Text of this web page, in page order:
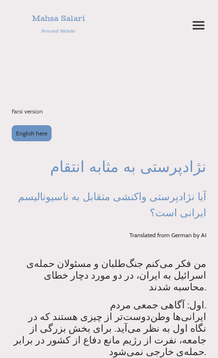
Mahsa Salari
Personal Website
Farsi version
English here
نژادپرستی به مثابه انتقام
آیا نژادپرستی واکنشی متقابل به ناسیونالیسم
ایرانی است؟
Translated from German by AI
من فکر می‌کنم جنگ‌طلبان و مسئولان حمله‌ی
اسرائیل به ایران، در دو مورد دچار خطای
محاسبه شدند.
اول: آگاهی جمعی مردم.
ایرانی‌ها وطن‌دوست‌تر از چیزی هستند که در
نگاه اول به نظر می‌آید. برای بخش بزرگی از
جامعه، نفرت از رژیم مانع دفاع از کشور در برابر
حمله‌ی خارجی نمی‌شود.